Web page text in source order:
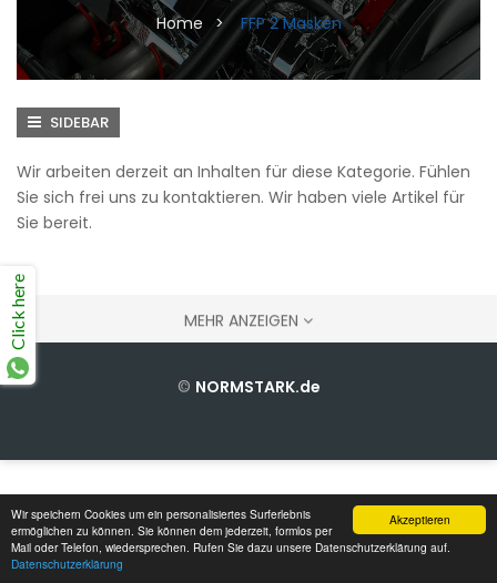
Akzeptieren
Wir speichern Cookies um ein personalisiertes Surferlebnis
ermöglichen zu können. Sie können dem jederzeit, formlos per
Mail oder Telefon, wiedersprechen. Rufen Sie dazu unsere Datenschutzerklärung auf.
Datenschutzerklärung
Home FFP 2 Masken
SIDEBAR
Wir arbeiten derzeit an Inhalten für diese Kategorie. Fühlen
Sie sich frei uns zu kontaktieren. Wir haben viele Artikel für
Sie bereit.
ALT ALT:
MEHR ANZEIGEN
© NORMSTARK.de
Click here